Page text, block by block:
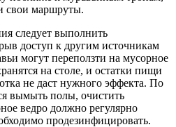
свои маршруты.
следует выполнить
доступ к другим источникам
могут переползти на мусорное
на столе, и остатки пищи
не даст нужного эффекта. По
вымыть полы, очистить
ведро должно регулярно
продезинфицировать.